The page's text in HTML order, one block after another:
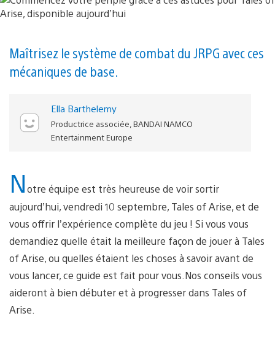
Maîtrisez le système de combat du JRPG avec ces
mécaniques de base.
Ella Barthelemy
Productrice associée, BANDAI NAMCO
Entertainment Europe
Notre équipe est très heureuse de voir sortir
aujourd’hui, vendredi 10 septembre, Tales of Arise, et de
vous offrir l’expérience complète du jeu ! Si vous vous
demandiez quelle était la meilleure façon de jouer à Tales
of Arise, ou quelles étaient les choses à savoir avant de
vous lancer, ce guide est fait pour vous.Nos conseils vous
aideront à bien débuter et à progresser dans Tales of
Arise.